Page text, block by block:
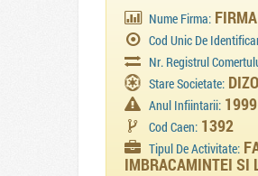
Nume Firma:
Cod Unic De
Nr. Registrul
Stare Societate:
Anul Infiintarii: 1999
Cod Caen: 1392
Tipul De Activitate:
IMBRACAMINTEI SI